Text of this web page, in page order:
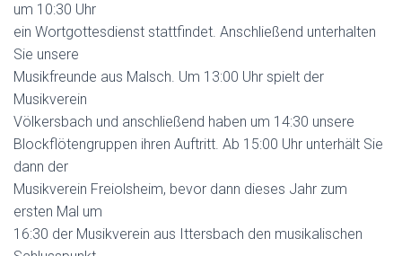
um 10:30 Uhr
ein Wortgottesdienst stattfindet. Anschließend unterhalten
Sie unsere
Musikfreunde aus Malsch. Um 13:00 Uhr spielt der
Musikverein
Völkersbach und anschließend haben um 14:30 unsere
Blockflötengruppen ihren Auftritt. Ab 15:00 Uhr unterhält Sie
dann der
Musikverein Freiolsheim, bevor dann dieses Jahr zum
ersten Mal um
16:30 der Musikverein aus Ittersbach den musikalischen